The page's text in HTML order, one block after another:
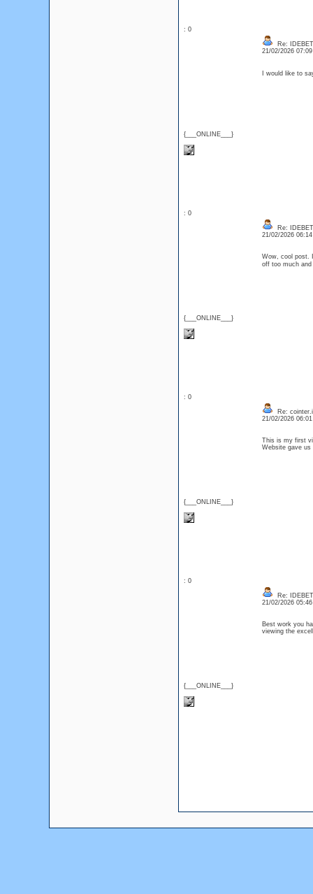
: 0
{___ONLINE___}
Re: IDEBET
21/02/2026
I would like to
: 0
{___ONLINE___}
Re: IDEBET
21/02/2026
Wow, cool post.
off too much
: 0
{___ONLINE___}
Re:
21/02/2026
This is my first
Website gave
: 0
{___ONLINE___}
Re: IDEBET
21/02/2026
Best work you
viewing the